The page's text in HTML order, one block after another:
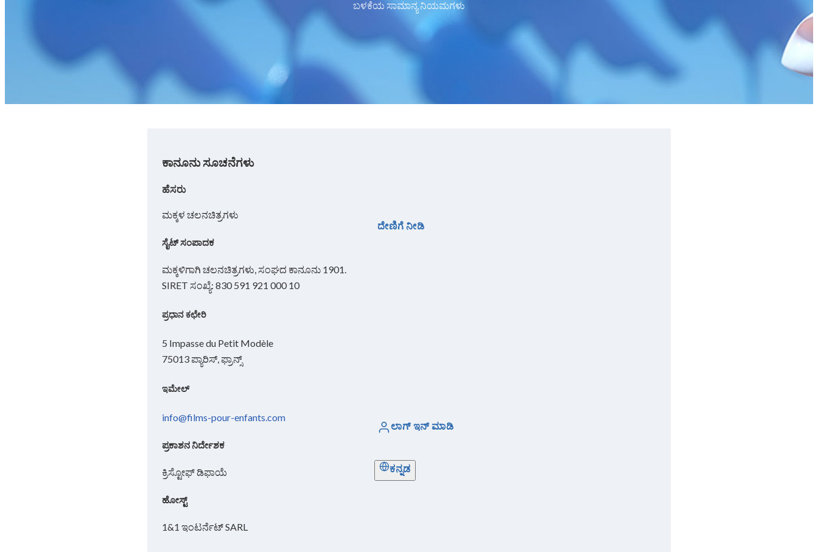
ದೇಣಿಗೆ ನೀಡಿ
ಲಾಗ್ ಇನ್ ಮಾಡಿ
ಕನ್ನಡ
ಬಳಕೆಯ ಸಾಮಾನ್ಯ ನಿಯಮಗಳು
ಕಾನೂನು ಸೂಚನೆಗಳು
ಹೆಸರು
ಮಕ್ಕಳ ಚಲನಚಿತ್ರಗಳು
ಸೈಟ್ ಸಂಪಾದಕ
ಮಕ್ಕಳಿಗಾಗಿ ಚಲನಚಿತ್ರಗಳು, ಸಂಘದ ಕಾನೂನು 1901.
SIRET ಸಂಖ್ಯೆ: 830 591 921 000 10
ಪ್ರಧಾನ ಕಛೇರಿ
5 Impasse du Petit Modèle
75013 ಪ್ಯಾರಿಸ್, ಫ್ರಾನ್ಸ್
ಇಮೇಲ್
info@films-pour-enfants.com
ಪ್ರಕಾಶನ ನಿರ್ದೇಶಕ
ಕ್ರಿಸ್ಟೋಫ್ ಡಿಫಾಯೆ
ಹೋಸ್ಟ್
1&1 ಇಂಟರ್ನೆಟ್ SARL